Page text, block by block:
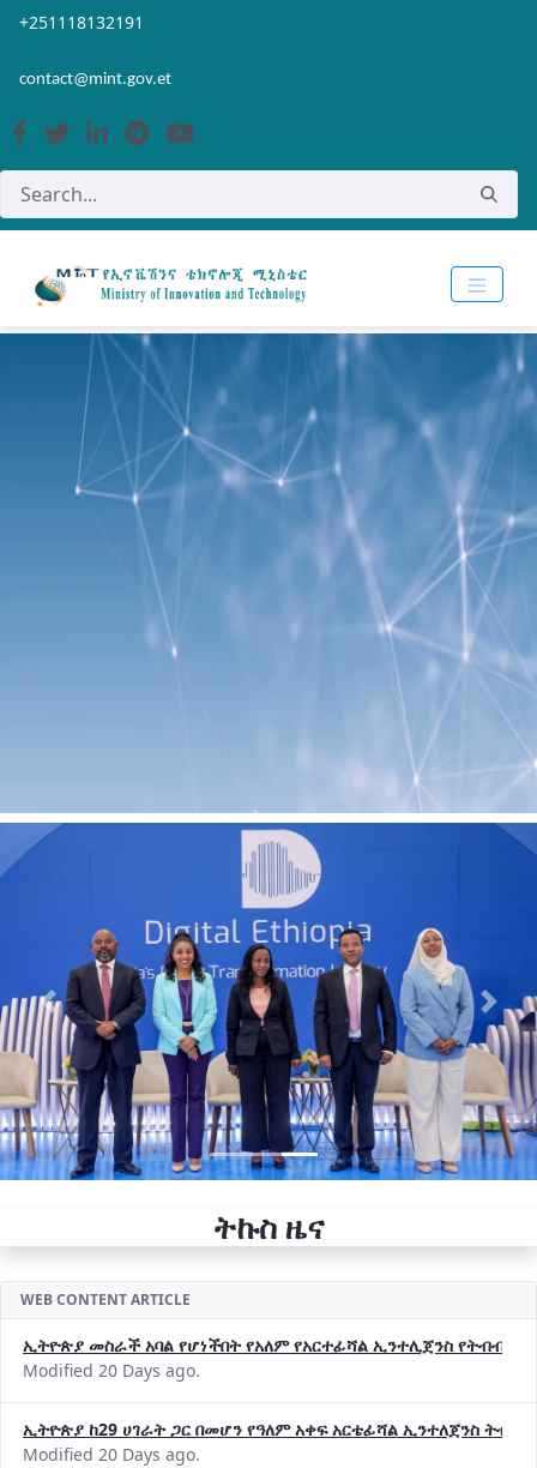
Skip to Main Content
Open Accessibility Menu
+251118132191
contact@mint.gov.et
Previous Next
ትኩስ ዜና
WEB CONTENT ARTICLE
ኢትዮጵያ መስራች አባል የሆነችበት የአለም የአርተፊሻል ኢንተሊጀንስ የትብብር
Modified 20 Days ago.
ኢትዮጵያ ከ29 ሀገራት ጋር በመሆን የዓለም አቀፍ አርቴፊሻል ኢንተለጀንስ
Modified 20 Days ago.